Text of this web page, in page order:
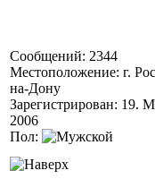
Сообщений: 2344
Местоположение: г.
на-Дону
Зарегистрирован: 19.
2006
Пол: